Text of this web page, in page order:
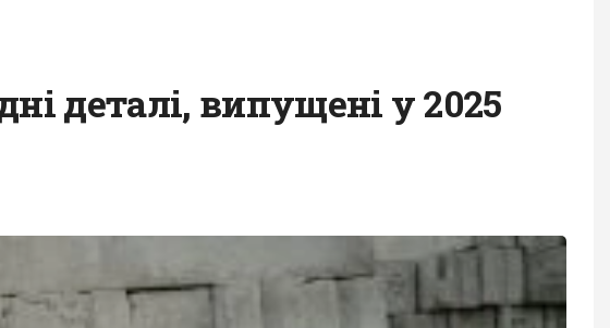
деталі, випущені у 2025